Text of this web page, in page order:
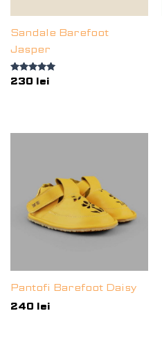
Sandale Barefoot
Jasper
Evaluat la
5.00
230 lei
Pantofi Barefoot Daisy
240 lei